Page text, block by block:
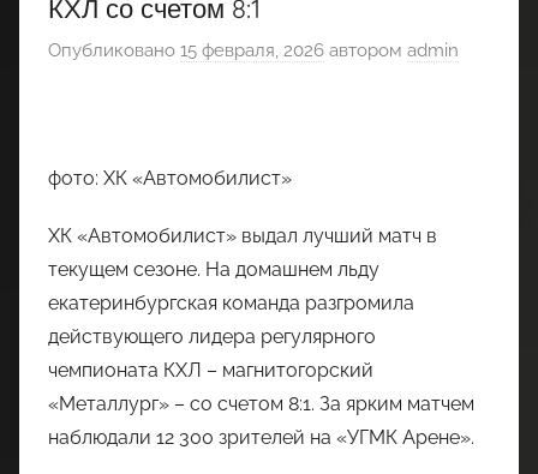
КХЛ со счетом 8:1
Опубликовано 15 февраля, 2026 автором admin
фото: ХК «Автомобилист»
ХК «Автомобилист» выдал лучший матч в
текущем сезоне. На домашнем льду
екатеринбургская команда разгромила
действующего лидера регулярного
чемпионата КХЛ – магнитогорский
«Металлург» – со счетом 8:1. За ярким матчем
наблюдали 12 300 зрителей на «УГМК Арене».